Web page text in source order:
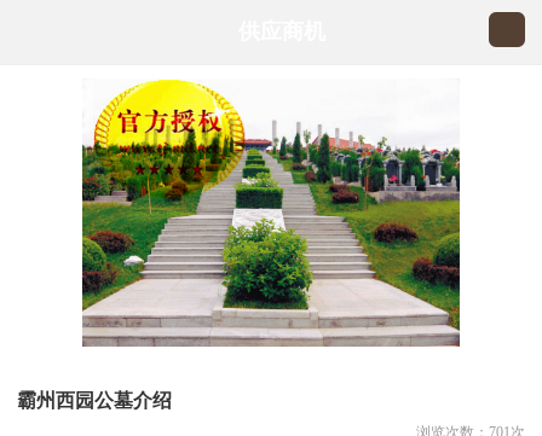
霸州西园公墓介绍
浏览次数： 701 次